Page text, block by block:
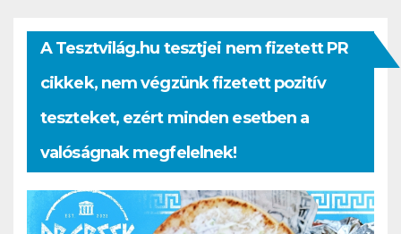
A Tesztvilág.hu tesztjei nem fizetett PR
cikkek, nem végzünk fizetett pozitív
teszteket, ezért minden esetben a
valóságnak megfelelnek!